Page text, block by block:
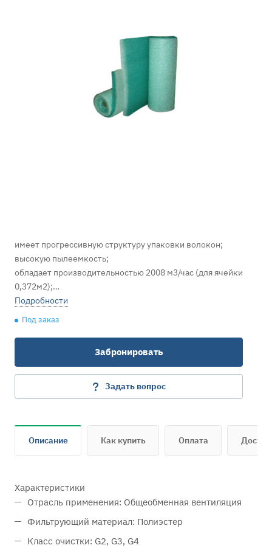
имеет прогрессивную структуру упаковки волокон;
высокую пылеемкость;
обладает производительностью 2008 м3/час (для ячейки
0,372м2);
экологически безопасен.
Подробности
Под заказ
Забронировать
Задать вопрос
Описание Как купить Оплата
Характеристики
Отрасль применения: Общеобменная вентиляция
Фильтрующий материал: Полиэстер
Класс очистки: G2, G3, G4